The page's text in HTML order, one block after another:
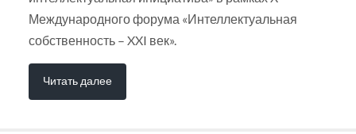
Международного форума «Интеллектуальная
собственность – XXI век».
Читать далее